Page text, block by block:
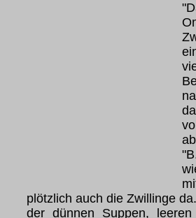
plötzlich auch die Zwillinge
der dünnen Suppen,